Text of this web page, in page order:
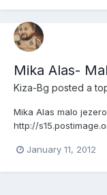
Mika Alas-
Kiza-Bg posted a
Mika Alas malo
http://
jezero, prosiren je
January 11, 2012